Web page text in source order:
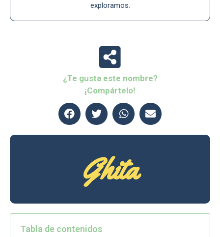
exploramos.
¿Te gusta este nombre?
¡Compártelo!
Ghita
Tabla de contenidos